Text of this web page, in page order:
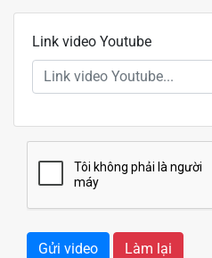
Link video Youtube
Gửi video
Làm lại